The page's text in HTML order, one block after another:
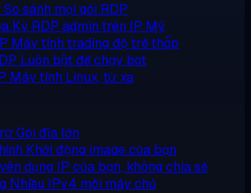
So sánh mọi gói RDP
Kỳ RDP admin trên IP Mỹ
Máy tính trading độ trễ thấp
Luôn bật để chạy bot
Máy tính Linux, từ xa
Gói đĩa lớn
Khởi động image của bạn
dụng IP của bạn, không chia sẻ
Nhiều IPv4 mỗi máy chủ